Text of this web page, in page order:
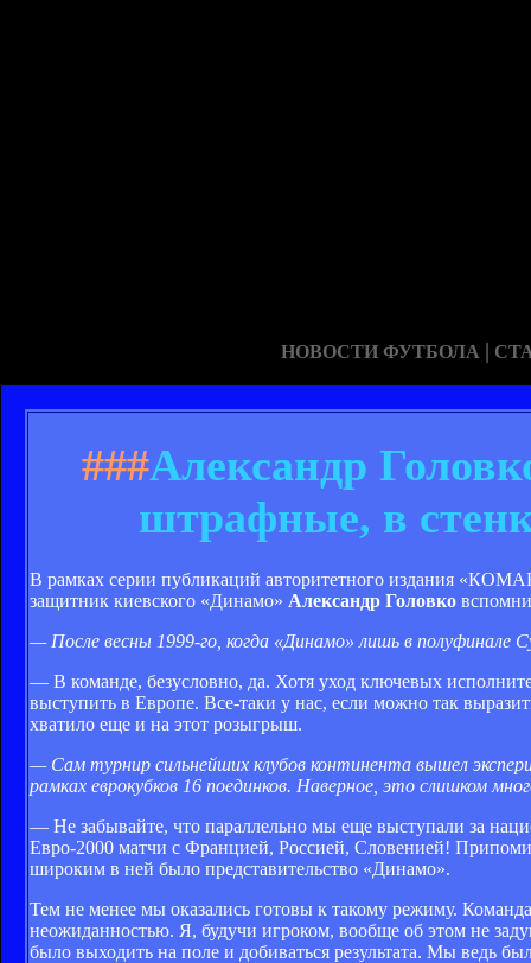
НОВОСТИ ФУТБОЛА |
###Александр
штрафные, в
В рамках серии публикаций авторитетного издания
защитник киевского «Динамо» Александр Головко
— После весны 1999-го, когда «Динамо» лишь в по­луфинале
— В команде, безусловно, да. Хотя уход ключевых
выступить в Европе. Все-таки у нас, если можно так
хватило еще и на этот розыгрыш.
— Сам турнир сильнейших клубов континента вышел
рамках еврокубков 16 поединков. Наверное, это слишком
— Не забывайте, что параллельно мы еще выступали за
Евро-2000 матчи с Францией, Россией, Словенией!
широким в ней было представительство «Динамо».
Тем не менее мы оказались готовы к такому режиму.
неожиданностью. Я, будучи игроком, вообще об этом не
было выходить на поле и добиваться результата. Мы ведь